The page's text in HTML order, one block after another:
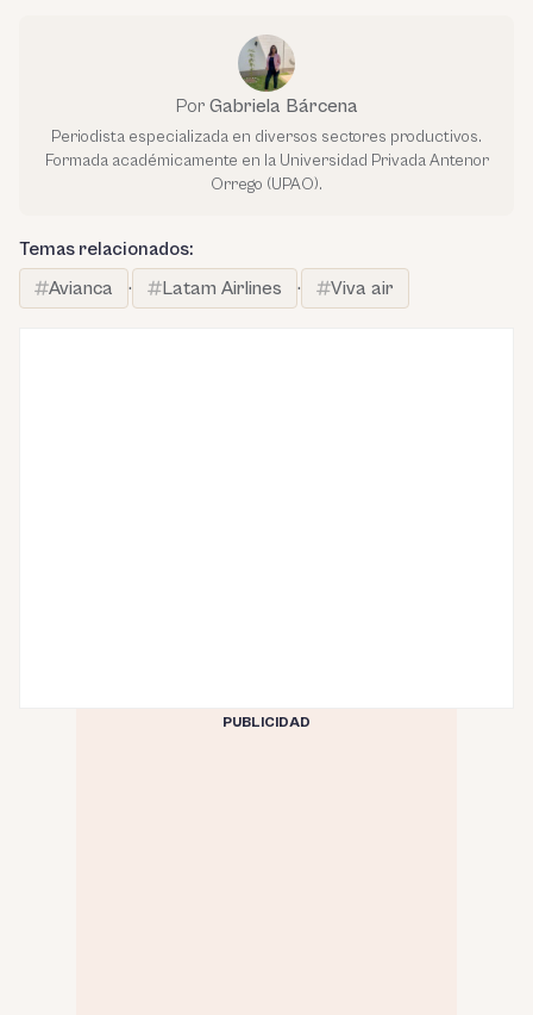
Por Gabriela Bárcena
Periodista especializada en diversos sectores productivos.
Formada académicamente en la Universidad Privada Antenor
Orrego (UPAO).
Temas relacionados:
Avianca
· Latam Airlines · Viva air
PUBLICIDAD